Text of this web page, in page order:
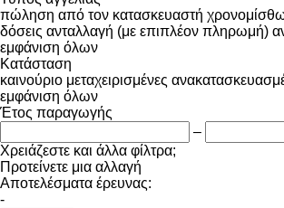
πώληση από τον κατασκευαστή
δόσεις ανταλλαγή (με επιπλέον πληρωμή)
εμφάνιση όλων
Κατάσταση
καινούριο μεταχειρισμένες
εμφάνιση όλων
Έτος παραγωγής
–
Χρειάζεστε και άλλα φίλτρα;
Προτείνετε μια αλλαγή
Αποτελέσματα έρευνας:
-